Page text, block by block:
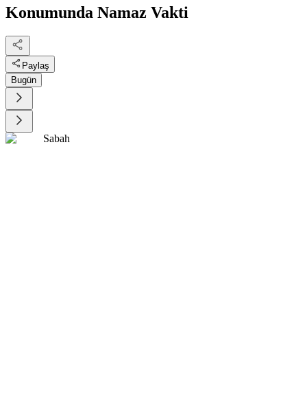
Konumunda Namaz Vakti
Paylaş
Bugün
Sabah